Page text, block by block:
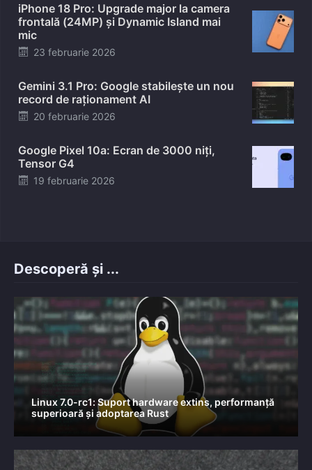
iPhone 18 Pro: Upgrade major la camera
frontală (24MP) și Dynamic Island mai
mic
Posted
23 februarie 2026
Gemini 3.1 Pro: Google stabilește un nou
record de raționament AI
Posted
20 februarie 2026
Google Pixel 10a: Ecran de 3000 niți,
Tensor G4
Posted
19 februarie 2026
Descoperă și ...
Linux 7.0-rc1: Suport hardware extins, performanță
superioară și adoptarea Rust